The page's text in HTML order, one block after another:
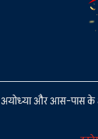
अयोध्या और आस-पास के